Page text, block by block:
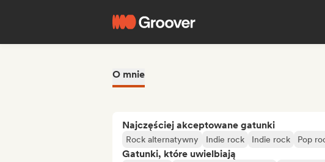
O mnie
Najczęściej akceptowane gatunki
Rock alternatywny Indie rock Indie rock Pop
Gatunki, które uwielbiają